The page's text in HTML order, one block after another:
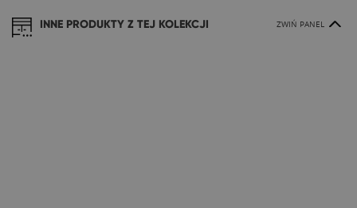
INNE PRODUKTY Z TEJ KOLEKCJI ZWIŃ PANEL